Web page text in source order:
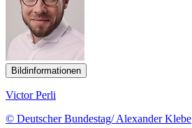
Bildinformationen
Victor Perli
© Deutscher Bundestag/ Alexander Klebe